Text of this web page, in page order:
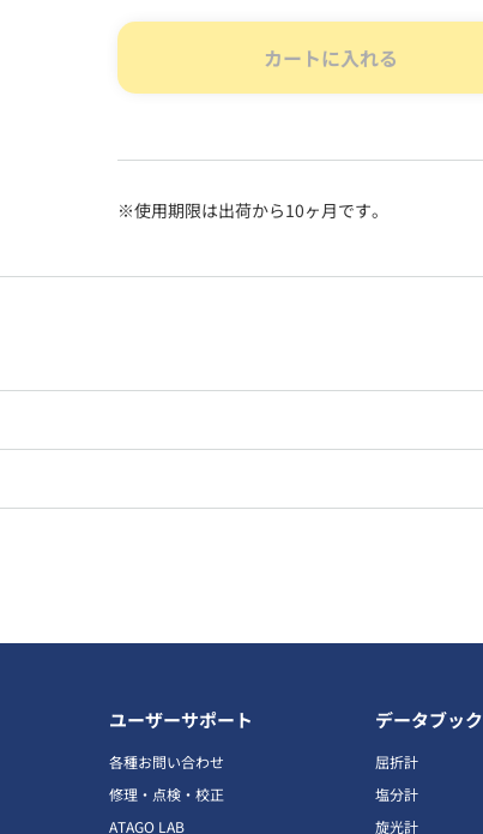
カートに入れる
※使用期限は出荷から10ヶ月です。
ユーザーサポート
各種お問い合わせ
修理・点検・校正
ATAGO LAB
データブック
屈折計
塩分計
旋光計